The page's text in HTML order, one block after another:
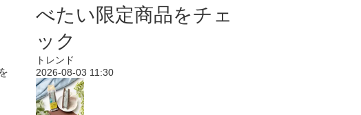
べたい限定商品をチェ
ック
トレンド
2026-08-03 11:30